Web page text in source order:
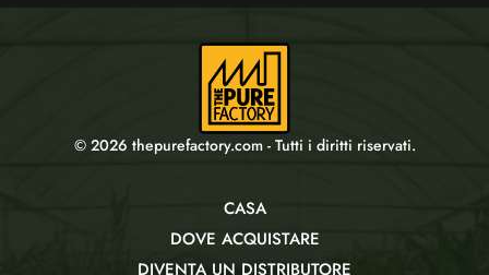
© 2026 thepurefactory.com - Tutti i diritti riservati.
CASA
DOVE ACQUISTARE
DIVENTA UN DISTRIBUTORE